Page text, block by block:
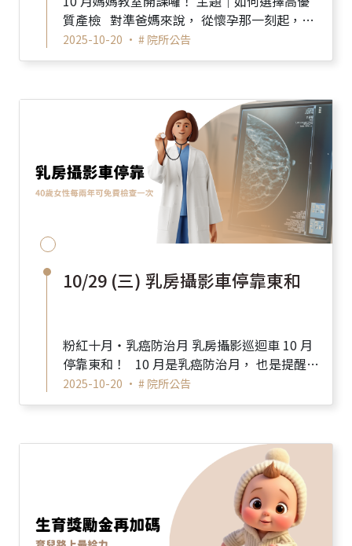
質產檢 對準爸媽來說， 從懷孕那一刻起，最
重要的就是&mdash...
2025-10-20 • # 院所公告
10/29 (三) 乳房攝影車停靠東和
粉紅十月・乳癌防治月 乳房攝影巡迴車 10 月
停靠東和！ 10 月是乳癌防治月， 也是提醒自
己「關心乳房健康...
2025-10-20 • # 院所公告